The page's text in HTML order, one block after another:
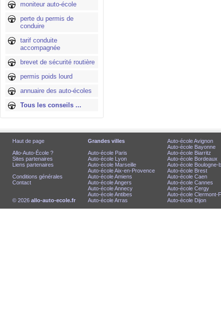
moniteur auto-école
perte du permis de
conduire
tarif conduite
accompagnée
brevet de sécurité routière
permis poids lourd
annuaire des auto-écoles
Tous les conseils ...
Haut de page
Allo-Auto-École ?
Sites partenaires
Liens partenaires
Conditions générales
Contact
© 2026 allo-auto-ecole.fr
Grandes villes
Auto-école Paris
Auto-école Lyon
Auto-école Marseille
Auto-école Aix-en-Provence
Auto-école Amiens
Auto-école Angers
Auto-école Annecy
Auto-école Antibes
Auto-école Arras
Auto-école Avignon
Auto-école Bayonne
Auto-école Biarritz
Auto-école Bordeaux
Auto-école Boulogne-
Auto-école Brest
Auto-école Caen
Auto-école Cannes
Auto-école Cergy
Auto-école Clermont-
Auto-école Dijon